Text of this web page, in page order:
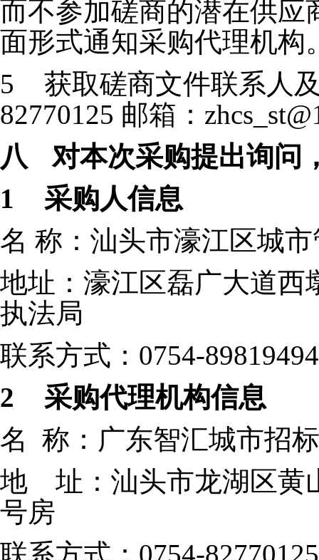
而不参加磋商的潜在供应
面形式通知采购代理机构
5
获取磋商文件联系人
82770125 邮箱：
八
对本次采购提出询问
1
采购人信息
名 称：汕头市濠江区城
地址：濠江区磊广大道西
执法局
联系方式：0754-89819494
2
采购代理机构信息
名 称：广东智汇城市招
地 址： 汕头市龙湖区黄
号房